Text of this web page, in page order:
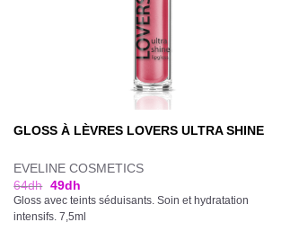
GLOSS À LÈVRES LOVERS ULTRA SHINE
EVELINE COSMETICS
64dh 49dh
Gloss avec teints séduisants. Soin et hydratation
intensifs. 7,5ml